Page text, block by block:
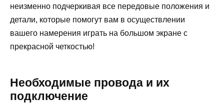
неизменно подчеркивая все передовые положения и
детали, которые помогут вам в осуществлении
вашего намерения играть на большом экране с
прекрасной четкостью!
Необходимые провода и их
подключение